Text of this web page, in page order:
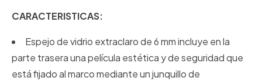
CARACTERISTICAS:
Espejo de vidrio extraclaro de 6 mm incluye en la
parte trasera una película estética y de seguridad que
está fijado al marco mediante un junquillo de